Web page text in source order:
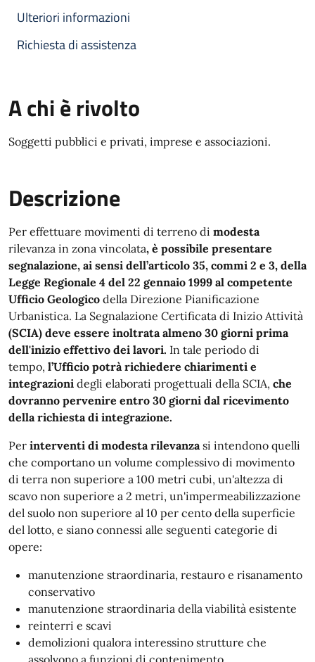
Ulteriori informazioni
Richiesta di assistenza
A chi è rivolto
Soggetti pubblici e privati, imprese e associazioni.
Descrizione
Per effettuare movimenti di terreno di modesta
rilevanza in zona vincolata, è possibile presentare
segnalazione, ai sensi dell’articolo 35, commi 2 e 3, della
Legge Regionale 4 del 22 gennaio 1999 al competente
Ufficio Geologico della Direzione Pianificazione
Urbanistica. La Segnalazione Certificata di Inizio Attività
(SCIA) deve essere inoltrata almeno 30 giorni prima
dell'inizio effettivo dei lavori. In tale periodo di
tempo, l’Ufficio potrà richiedere chiarimenti e
integrazioni degli elaborati progettuali della SCIA, che
dovranno pervenire entro 30 giorni dal ricevimento
della richiesta di integrazione.
Per interventi di modesta rilevanzasi intendono quelli
che comportano un volume complessivo di movimento
di terra non superiore a 100 metri cubi, un'altezza di
scavo non superiore a 2 metri, un'impermeabilizzazione
del suolo non superiore al 10 per cento della superficie
del lotto, e siano connessi alle seguenti categorie di
opere:
manutenzione straordinaria, restauro e risanamento
conservativo
manutenzione straordinaria della viabilità esistente
reinterri e scavi
demolizioni qualora interessino strutture che
assolvono a funzioni di contenimento